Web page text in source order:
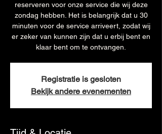
reserveren voor onze service die wij deze
zondag hebben. Het is belangrijk dat u 30
minuten voor de service arriveert, zodat wij
er zeker van kunnen zijn dat u erbij bent en
klaar bent om te ontvangen.
Registratie is gesloten
Bekijk andere evenementen